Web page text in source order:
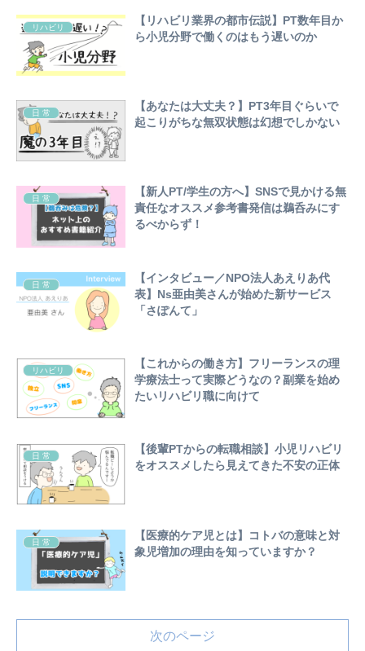
リハビリ
【リハビリ業界の都市伝説】PT数年目か
ら小児分野で働くのはもう遅いのか
日 常
【あなたは大丈夫？】PT3年目ぐらいで
起こりがちな無双状態は幻想でしかない
日 常
【新人PT/学生の方へ】SNSで見かける無
責任なオススメ参考書発信は鵜呑みにす
るべからず！
日 常
【インタビュー／NPO法人あえりあ代
表】Ns亜由美さんが始めた新サービス
「さぽんて」
リハビリ
【これからの働き方】フリーランスの理
学療法士って実際どうなの？副業を始め
たいリハビリ職に向けて
日 常
【後輩PTからの転職相談】小児リハビリ
をオススメしたら見えてきた不安の正体
日 常
【医療的ケア児とは】コトバの意味と対
象児増加の理由を知っていますか？
次のページ